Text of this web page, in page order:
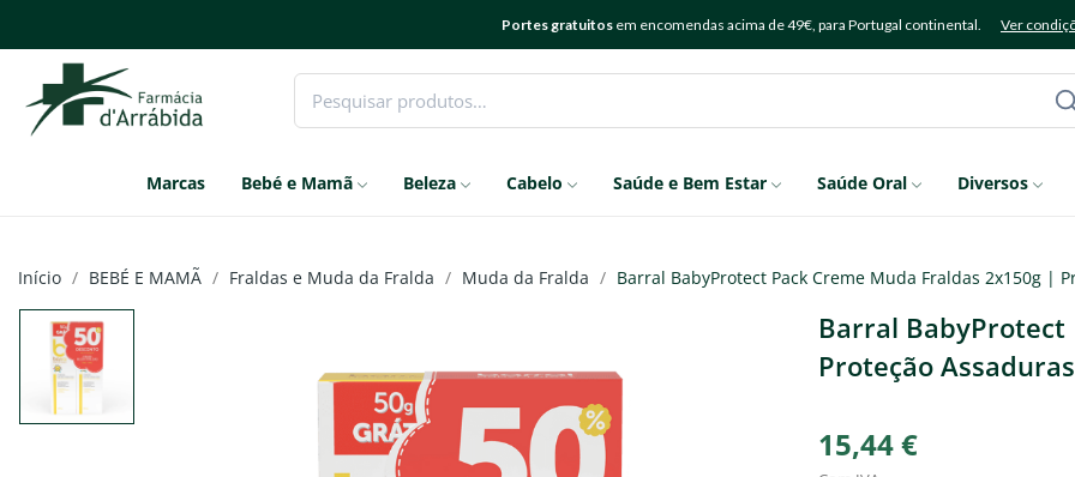
Portes gratuitos em encomendas acima de 49€, para Portugal continental. Ver
Marcas Bebé e Mamã Beleza Cabelo Saúde e Bem Estar Saúde Oral Diversos
Início BEBÉ E MAMÃ Fraldas e Muda da Fralda Muda da Fralda Barral BabyProtect Pack Creme Muda Fraldas 2x150g |
Barral BabyProtect
Proteção
15,44 €